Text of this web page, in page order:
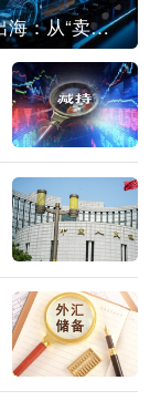
中国汽车出海：从“卖出去”到“走进去”